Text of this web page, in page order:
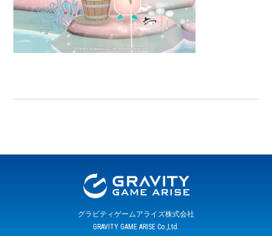
グラビティゲームアライズ株式会社
GRAVITY GAME ARISE Co.,Ltd.